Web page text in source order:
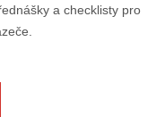
a checklisty pro